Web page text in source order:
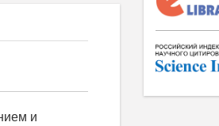
проектов создаются дистанционные виртуальные библейские школы [6]. В 2008 г. Папа Римский благословил реализацию программы «Исповедь онлайн», цель которой заключается в приобщении молодого поколения к церкви, а также подготовке прихожан к исповеди. Приведенные примеры показывают трансформацию религиозной коммуникации в виртуальном пространстве, оказывающем влияние на получение религиозного опыта без определенных усилий. Следует отметить, что такая практика может восприниматься реципиентами по-разному, в том числе и в качестве очередного игрового контекста. Заключение Таким образом, виртуальная среда активно воздействует на некоторые аспекты социокультурной практики. Рассмотренные нами ви